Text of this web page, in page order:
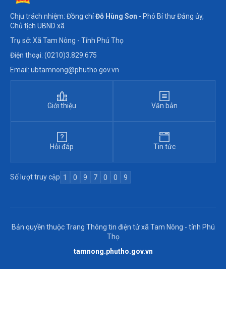
Chịu trách nhiệm: Đồng chíĐỗ Hùng Sơn - Phó Bí thư Đảng ủy,
Chủ tịch UBND xã
Trụ sở: Xã Tam Nông - Tỉnh Phú Thọ
Điện thoại: (0210)3.829.675
Email: ubtamnong@phutho.gov.vn
Giới thiệu Văn bản
Hỏi đáp Tin tức
Số lượt truy cập 1 0 9 7 0 0 9
Bản quyền thuộc Trang Thông tin điện tử xã Tam Nông - tỉnh Phú
Thọ
tamnong.phutho.gov.vn